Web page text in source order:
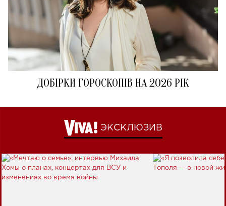
ДОБІРКИ ГОРОСКОПІВ НА 2026 РІК
ЭКСКЛЮЗИВ